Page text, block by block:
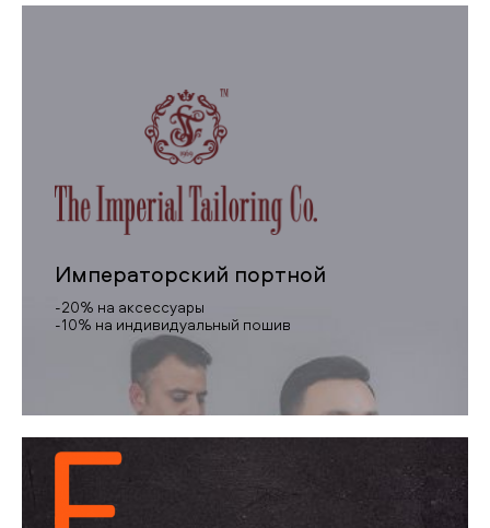
Императорский портной
-20% на аксессуары
-10% на индивидуальный пошив